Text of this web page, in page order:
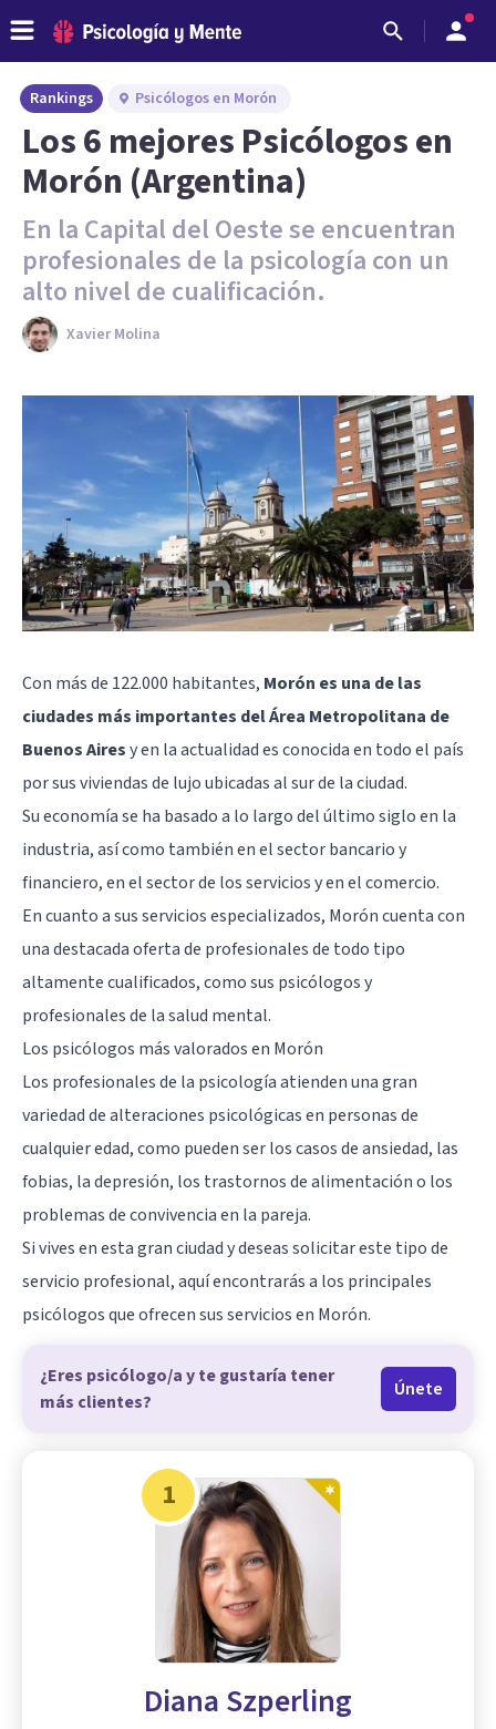
Rankings Psicólogos en Morón
Los 6 mejores Psicólogos en
Morón (Argentina)
En la Capital del Oeste se encuentran
profesionales de la psicología con un
alto nivel de cualificación.
Xavier Molina
Con más de 122.000 habitantes, Morón es una de las
ciudades más importantes del Área Metropolitana de
Buenos Airesy en la actualidad es conocida en todo el país
por sus viviendas de lujo ubicadas al sur de la ciudad.
Su economía se ha basado a lo largo del último siglo en la
industria, así como también en el sector bancario y
financiero, en el sector de los servicios y en el comercio.
En cuanto a sus servicios especializados, Morón cuenta con
una destacada oferta de profesionales de todo tipo
altamente cualificados, como sus psicólogos y
profesionales de la salud mental.
Los psicólogos más valorados en Morón
Los profesionales de la psicología atienden una gran
variedad de alteraciones psicológicas en personas de
cualquier edad, como pueden ser los casos de ansiedad, las
fobias, la depresión, los trastornos de alimentación o los
problemas de convivencia en la pareja.
Si vives en esta gran ciudad y deseas solicitar este tipo de
servicio profesional, aquí encontrarás a los principales
psicólogos que ofrecen sus servicios en Morón.
¿Eres psicólogo/a y te gustaría tener
más clientes?
Únete
1
Diana Szperling